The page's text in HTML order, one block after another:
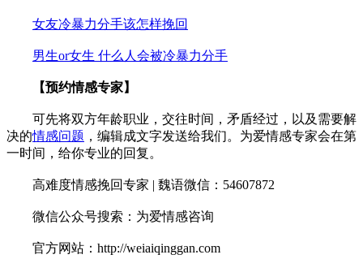
女友冷暴力分手该怎样挽回
男生or女生 什么人会被冷暴力分手
【预约情感专家】
可先将双方年龄职业，交往时间，矛盾经过，以及需要解
决的情感问题 ，编辑成文字发送给我们。为爱情感专家会在第
一时间，给你专业的回复。
高难度情感挽回专家 | 魏语微信：54607872
微信公众号搜索：为爱情感咨询
官方网站：http://weiaiqinggan.com